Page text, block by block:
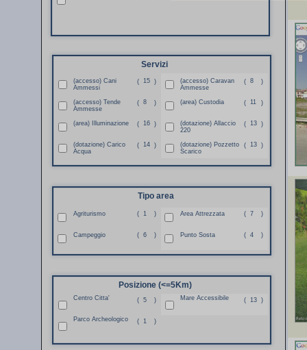
Servizi
(accesso) Cani
Ammessi
( 15 )
(accesso) Caravan
Ammesse
( 8 )
(accesso) Tende
Ammesse
( 8 ) (area) Custodia ( 11 )
(area) Illuminazione ( 16 )
(dotazione) Allaccio
220
( 13 )
(dotazione) Carico
Acqua
( 14 )
(dotazione) Pozzetto
Scarico
( 13 )
Tipo area
Agriturismo ( 1 ) Area Attrezzata ( 7 )
Campeggio ( 6 ) Punto Sosta ( 4 )
Posizione (<=5Km)
Centro Citta' ( 5 ) Mare Accessibile ( 13 )
Parco Archeologico ( 1 )